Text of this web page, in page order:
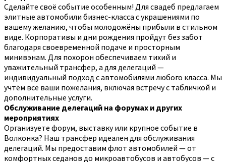
Сделайте своё событие особенным! Для свадеб предлагаем
элитные автомобили бизнес-класса с украшениями по
вашему желанию, чтобы молодожёны прибыли в стильном
виде. Корпоративы и дни рождения пройдут без забот
благодаря своевременной подаче и просторным
минивэнам. Для похорон обеспечиваем тихий и
уважительный трансфер, а для делегаций —
индивидуальный подход с автомобилями любого класса. Мы
учтём все ваши пожелания, включая встречу с табличкой и
дополнительные услуги.
Обслуживание делегаций на форумах и других
мероприятиях
Организуете форум, выставку или крупное событие в
Волконка? Наш трансфер идеален для обслуживания
делегаций. Мы предоставим флот автомобилей — от
комфортных седанов до микроавтобусов и автобусов — с